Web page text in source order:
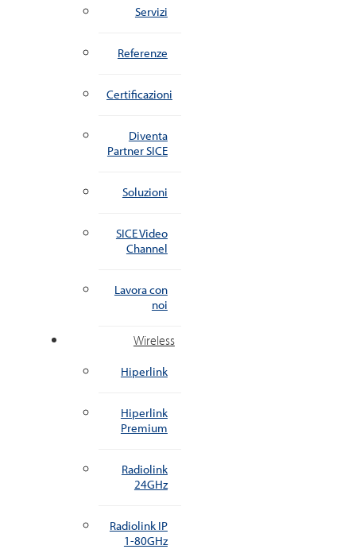
Servizi
Referenze
Certificazioni
Diventa
Partner SICE
Soluzioni
SICE Video
Channel
Lavora con
noi
Wireless
Hiperlink
Hiperlink
Premium
Radiolink
24GHz
Radiolink IP
1-80GHz